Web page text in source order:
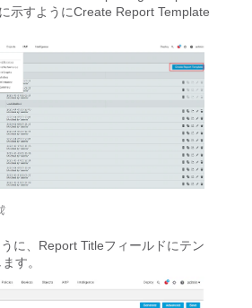
示すようにCreate Report Template
に、 Report Titleフィールドにテン
す。